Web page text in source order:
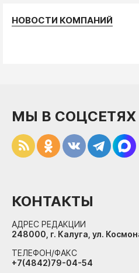
НОВОСТИ КОМПАНИЙ
МЫ В СОЦСЕТЯХ
КОНТАКТЫ
АДРЕС РЕДАКЦИИ
248000, г. Калуга, ул.
ТЕЛЕФОН/ФАКС
+7(4842)79-04-54